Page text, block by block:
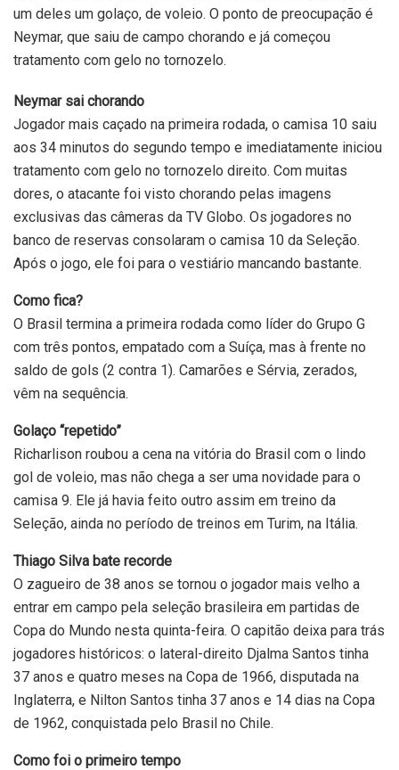
um deles um golaço, de voleio. O ponto de preocupação é
Neymar, que saiu de campo chorando e já começou
tratamento com gelo no tornozelo.
Neymar sai chorando
Jogador mais caçado na primeira rodada, o camisa 10 saiu
aos 34 minutos do segundo tempo e imediatamente iniciou
tratamento com gelo no tornozelo direito. Com muitas
dores, o atacante foi visto chorando pelas imagens
exclusivas das câmeras da TV Globo. Os jogadores no
banco de reservas consolaram o camisa 10 da Seleção.
Após o jogo, ele foi para o vestiário mancando bastante.
Como fica?
O Brasil termina a primeira rodada como líder do Grupo G
com três pontos, empatado com a Suíça, mas à frente no
saldo de gols (2 contra 1). Camarões e Sérvia, zerados,
vêm na sequência.
Golaço “repetido”
Richarlison roubou a cena na vitória do Brasil com o lindo
gol de voleio, mas não chega a ser uma novidade para o
camisa 9. Ele já havia feito outro assim em treino da
Seleção, ainda no período de treinos em Turim, na Itália.
Thiago Silva bate recorde
O zagueiro de 38 anos se tornou o jogador mais velho a
entrar em campo pela seleção brasileira em partidas de
Copa do Mundo nesta quinta-feira. O capitão deixa para trás
jogadores históricos: o lateral-direito Djalma Santos tinha
37 anos e quatro meses na Copa de 1966, disputada na
Inglaterra, e Nilton Santos tinha 37 anos e 14 dias na Copa
de 1962, conquistada pelo Brasil no Chile.
Como foi o primeiro tempo